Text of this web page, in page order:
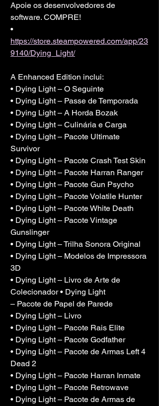
Apoie os desenvolvedores de
software. COMPRE!
•
https://store.steampowered.com/app/23
9140/Dying_Light/
A Enhanced Edition inclui:
• Dying Light – O Seguinte
• Dying Light – Passe de Temporada
• Dying Light – A Horda Bozak
• Dying Light – Culinária e Carga
• Dying Light – Pacote Ultimate
Survivor
• Dying Light – Pacote Crash Test Skin
• Dying Light – Pacote Harran Ranger
• Dying Light – Pacote Gun Psycho
• Dying Light – Pacote Volatile Hunter
• Dying Light – Pacote White Death
• Dying Light – Pacote Vintage
Gunslinger
• Dying Light – Trilha Sonora Original
• Dying Light – Modelos de Impressora
3D
• Dying Light – Livro de Arte de
Colecionador • Dying Light
– Pacote de Papel de Parede
• Dying Light – Livro
• Dying Light – Pacote Rais Elite
• Dying Light – Pacote Godfather
• Dying Light – Pacote de Armas Left 4
Dead 2
• Dying Light – Pacote Harran Inmate
• Dying Light – Pacote Retrowave
• Dying Light – Pacote de Armas de